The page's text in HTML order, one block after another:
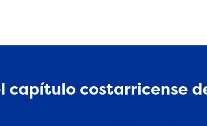
capítulo costarricense